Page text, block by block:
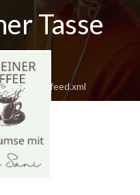
Tasse
feed.xml